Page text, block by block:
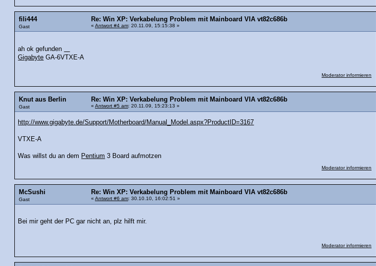
fili444
Gast
Re: Win XP: Verkabelung Problem mit Mainboard VIA vt82c686b
« Antwort #4 am: 20.11.09, 15:15:38 »
ah ok gefunden
Gigabyte GA-6VTXE-A
Moderator informieren
Knut aus Berlin
Gast
Re: Win XP: Verkabelung Problem mit Mainboard VIA vt82c686b
« Antwort #5 am: 20.11.09, 15:23:13 »
http://www.gigabyte.de/Support/Motherboard/Manual_Model.aspx?ProductID=3167
VTXE-A
Was willst du an dem Pentium 3 Board aufmotzen
Moderator informieren
McSushi
Gast
Re: Win XP: Verkabelung Problem mit Mainboard VIA vt82c686b
« Antwort #6 am: 30.10.10, 16:02:51 »
Bei mir geht der PC gar nicht an, plz hilft mir.
Moderator informieren